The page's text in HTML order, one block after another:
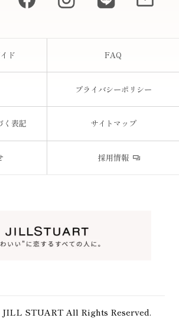
ド FAQ
プライバシーポリシー
く表記 サイトマップ
採用情報
STUART All Rights Reserved.